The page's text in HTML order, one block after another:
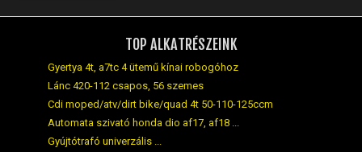
TOP ALKATRÉSZEINK
Gyertya 4t, a7tc 4 ütemű kínai robogóhoz
Lánc 420-112 csapos, 56 szemes
Cdi moped/atv/dirt bike/quad 4t 50-110-125ccm
Automata szivató honda dio af17, af18 ...
Gyújtótrafó univerzális ...